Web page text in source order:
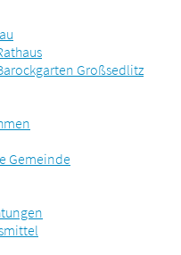
Großsedlitz
Gemeinde